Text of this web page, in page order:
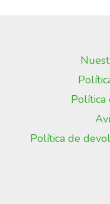
Política
Política de